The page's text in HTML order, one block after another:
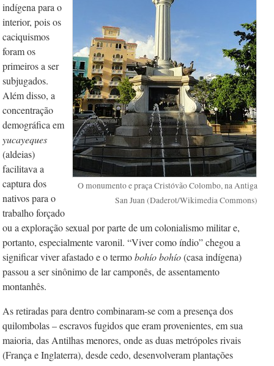
O monumento e praça Cristóvão Colombo, na Antiga
San Juan (Daderot/Wikimedia Commons)
indígena para o
interior, pois os
caciquismos
foram os
primeiros a ser
subjugados.
Além disso, a
concentração
demográfica em
yucayeques
(aldeias)
facilitava a
captura dos
nativos para o
trabalho forçado
ou a exploração sexual por parte de um colonialismo militar e,
portanto, especialmente varonil. “Viver como índio” chegou a
significar viver afastado e o termobohío bohío(casa indígena)
passou a ser sinônimo de lar camponês, de assentamento
montanhês.
As retiradas para dentro combinaram-se com a presença dos
quilombolas – escravos fugidos que eram provenientes, em sua
maioria, das Antilhas menores, onde as duas metrópoles rivais
(França e Inglaterra), desde cedo, desenvolveram plantações